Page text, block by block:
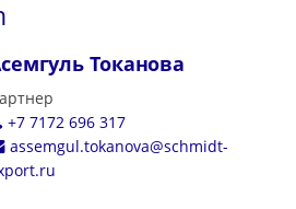
Токанова
+7 7172 696 317
assemgul.tokanova@schmidt-